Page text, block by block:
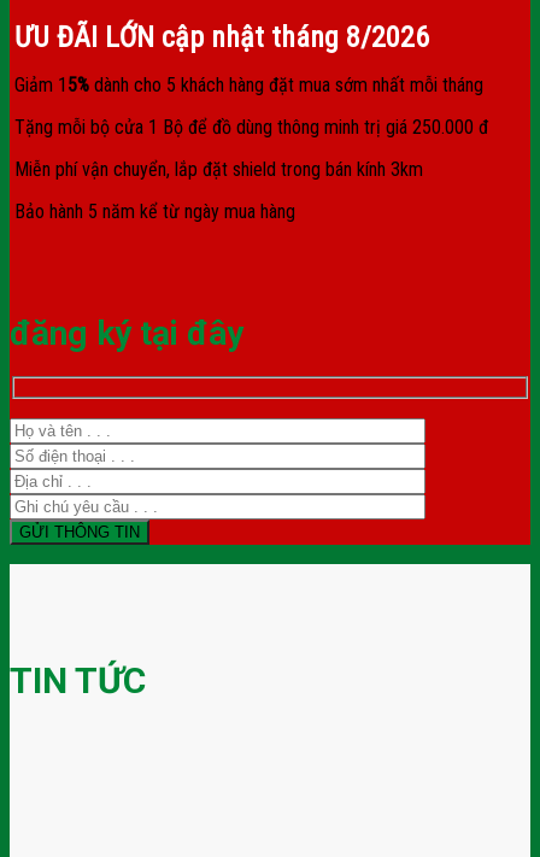
ƯU ĐÃI LỚN cập nhật tháng 8/2026
Giảm 1 5% dành cho 5 khách hàng đặt mua sớm nhất mỗi tháng
Tặng mỗi bộ cửa 1 Bộ để đồ dùng thông minh trị giá 250.000 đ
Miễn phí vận chuyển, lắp đặt shield trong bán kính 3km
Bảo hành 5 năm kể từ ngày mua hàng
đăng ký tại đây
TIN TỨC